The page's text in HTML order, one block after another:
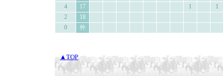
4
17 1
1
2
18
0
外
▲TOP